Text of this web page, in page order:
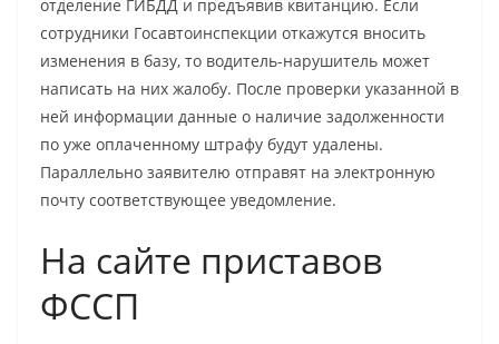
отделение ГИБДД и предъявив квитанцию. Если
сотрудники Госавтоинспекции откажутся вносить
изменения в базу, то водитель-нарушитель может
написать на них жалобу. После проверки указанной в
ней информации данные о наличие задолженности
по уже оплаченному штрафу будут удалены.
Параллельно заявителю отправят на электронную
почту соответствующее уведомление.
На сайте приставов
ФССП